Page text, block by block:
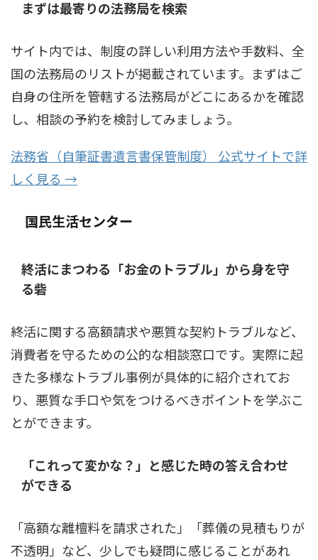
まずは最寄りの法務局を検索
サイト内では、制度の詳しい利用方法や手数料、全
国の法務局のリストが掲載されています。まずはご
自身の住所を管轄する法務局がどこにあるかを確認
し、相談の予約を検討してみましょう。
法務省（自筆証書遺言書保管制度） 公式サイトで詳
しく見る →
国民生活センター
終活にまつわる「お金のトラブル」から身を守
る砦
終活に関する高額請求や悪質な契約トラブルなど、
消費者を守るための公的な相談窓口です。実際に起
きた多様なトラブル事例が具体的に紹介されてお
り、悪質な手口や気をつけるべきポイントを学ぶこ
とができます。
「これって変かな？」と感じた時の答え合わせ
ができる
「高額な離檀料を請求された」「葬儀の見積もりが
不透明」など、少しでも疑問に感じることがあれ